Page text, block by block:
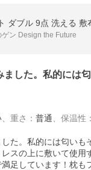
ダブル 9点 洗える
ゲン Design the Future
ました。私的には
重さ ： 普通 保温性 ：
た。私的には匂い
スの上に敷いて使
足しています！枕も